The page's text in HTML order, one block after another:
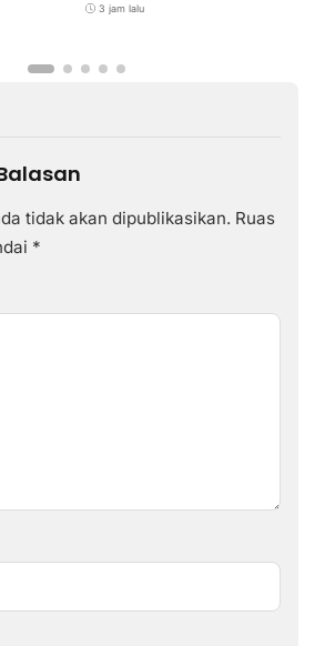
3 jam lalu
tidak akan dipublikasikan. Ruas
*